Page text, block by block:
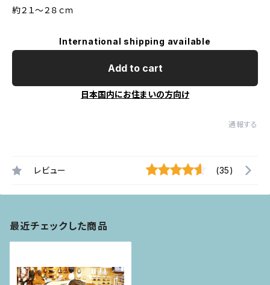
約２１～２８ｃｍ
International shipping available
Add to cart
日本国内にお住まいの方向け
通報する
レビュー (35)
最近チェックした商品